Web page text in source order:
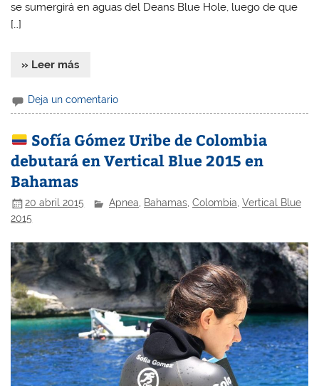
se sumergirá en aguas del Deans Blue Hole, luego de que
[…]
» Leer más
Deja un comentario
Sofía Gómez Uribe de Colombia
debutará en Vertical Blue 2015 en
Bahamas
20 abril 2015 Apnea Bahamas ,Colombia ,Vertical Blue
2015